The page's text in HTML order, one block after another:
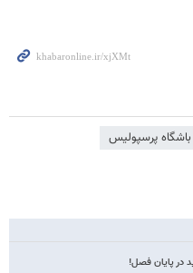
باشگاه پرسپولیس
در پایان فصل!